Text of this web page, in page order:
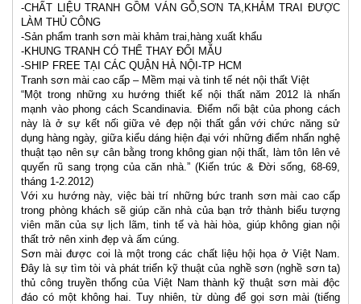
-CHẤT LIỆU TRANH GỒM VÁN GỖ,SƠN TA,KHẢM TRAI ĐƯỢC
LÀM THỦ CÔNG
-Sản phẩm tranh sơn mài khảm trai,hàng xuất khẩu
-KHUNG TRANH CÓ THỂ THAY ĐỔI MẪU
-SHIP FREE TẠI CÁC QUẬN HÀ NỘI-TP HCM
Tranh sơn mài cao cấp – Mềm mại và tinh tế nét nội thất Việt
“Một trong những xu hướng thiết kế nội thất năm 2012 là nhấn
mạnh vào phong cách Scandinavia. Điểm nổi bật của phong cách
này là ở sự kết nối giữa vẻ đẹp nội thất gắn với chức năng sử
dụng hàng ngày, giữa kiểu dáng hiện đại với những điểm nhấn nghệ
thuật tạo nên sự cân bằng trong không gian nội thất, làm tôn lên vẻ
quyến rũ sang trọng của căn nhà.” (Kiến trúc & Đời sống, 68-69,
tháng 1-2.2012)
Với xu hướng này, việc bài trí những bức tranh sơn mài cao cấp
trong phòng khách sẽ giúp căn nhà của bạn trở thành biểu tượng
viên mãn của sự lịch lãm, tinh tế và hài hòa, giúp không gian nội
thất trở nên xinh đẹp và ấm cúng.
Sơn mài được coi là một trong các chất liệu hội họa ở Việt Nam.
Đây là sự tìm tòi và phát triển kỹ thuật của nghề sơn (nghề sơn ta)
thủ công truyền thống của Việt Nam thành kỹ thuật sơn mài độc
đáo có một không hai. Tuy nhiên, từ dùng để gọi sơn mài (tiếng